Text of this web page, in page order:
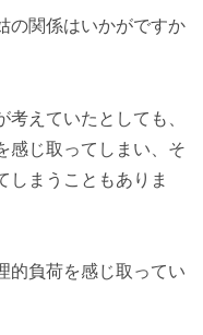
の関係はいかがですか
えていたとしても、
感じ取ってしまい、そ
しまうこともありま
的負荷を感じ取ってい